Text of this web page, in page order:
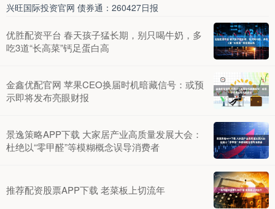
兴旺国际投资官网 债券通：260427日报
优胜配资平台 春天孩子猛长期，别只喝牛奶，多
吃3道“长高菜”钙足蛋白高
金鑫优配官网 苹果CEO换届时机暗藏信号：或预
示即将发布亮眼财报
景逸策略APP下载 大家居产业高质量发展大会：
杜绝以“零甲醛”等模糊概念误导消费者
推荐配资股票APP下载 老菜板上切流年